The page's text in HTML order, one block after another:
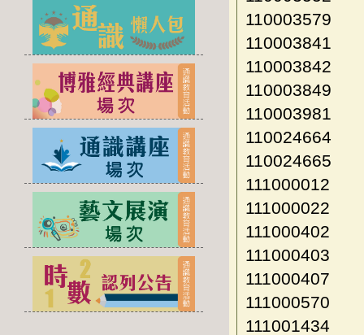
110003579
110003841
110003842
110003849
110003981
110024664
110024665
111000012
111000022
111000402
111000403
111000407
111000570
111001434